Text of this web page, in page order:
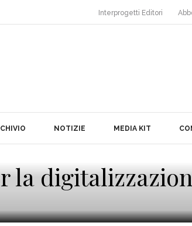
Interprogetti Editori
NOTIZIE MEDIA KIT
la